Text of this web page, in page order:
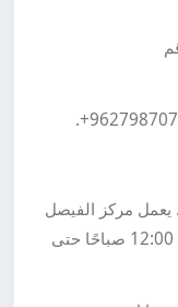
.
يعمل مركز الفيصل
الطبي خلال جميع أيام الأسبوع من الساعة 12:00 صباحًا حتى